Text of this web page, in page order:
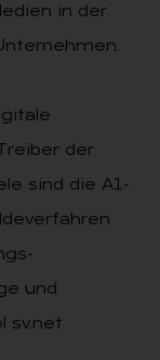
in der
der
sind die A1-
und
sv.net.